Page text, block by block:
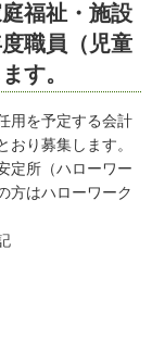
福祉・施設
職員（児童
す。
用を予定する会計
り募集します。
定所（ハローワー
方はハローワーク